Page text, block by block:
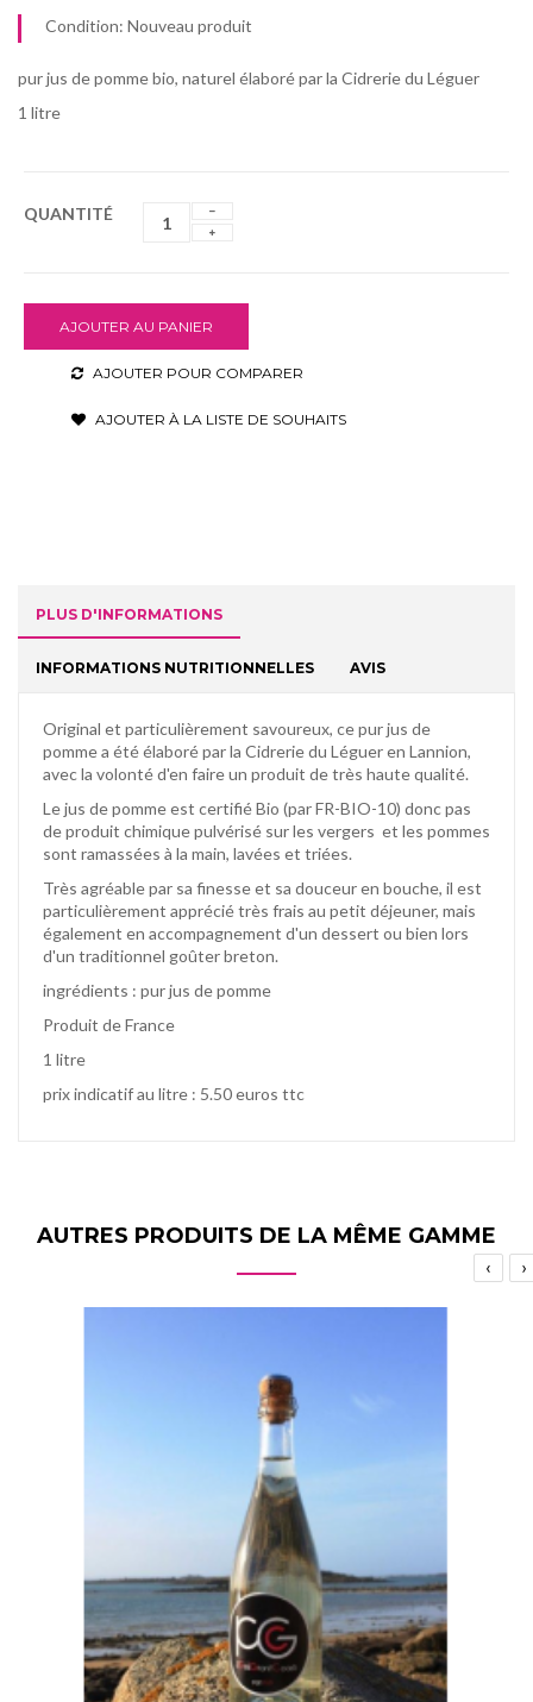
Condition: Nouveau produit
pur jus de pomme bio, naturel élaboré par la Cidrerie du Léguer
1 litre
QUANTITÉ
AJOUTER AU PANIER
AJOUTER POUR COMPARER
AJOUTER À LA LISTE DE SOUHAITS
PLUS D'INFORMATIONS
INFORMATIONS NUTRITIONNELLES AVIS
Original et particulièrement savoureux, ce pur jus de
pomme a été élaboré par la Cidrerie du Léguer en Lannion,
avec la volonté d'en faire un produit de très haute qualité.
Le jus de pomme est certifié Bio (par FR-BIO-10) donc pas
de produit chimique pulvérisé sur les vergers et les pommes
sont ramassées à la main, lavées et triées.
Très agréable par sa finesse et sa douceur en bouche, il est
particulièrement apprécié très frais au petit déjeuner, mais
également en accompagnement d'un dessert ou bien lors
d'un traditionnel goûter breton.
ingrédients : pur jus de pomme
Produit de France
1 litre
prix indicatif au litre : 5.50 euros ttc
AUTRES PRODUITS DE LA MÊME GAMME
‹ ›